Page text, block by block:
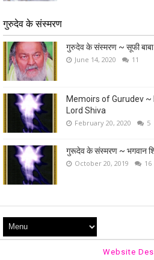
गुरुदेव के संस्मरण
गुरुदेव के संस्मरण ~ सूफी
June 14, 2020 11
Memoirs of Gurudev
Lord Shiva
February 20, 2020 5
गुरूदेव के संस्मरण ~ भगवान
October 20, 2019 16
Website